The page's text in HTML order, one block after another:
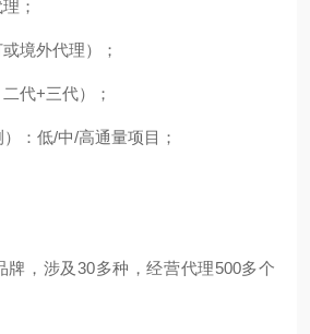
；
境外代理）；
代+三代）；
：低/中/高通量项目；
牌，涉及30多种，经营代理500多个